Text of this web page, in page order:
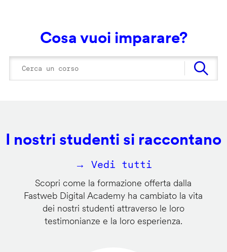
Cosa vuoi imparare?
I nostri studenti si raccontano
→ Vedi tutti
Scopri come la formazione offerta dalla
Fastweb Digital Academy ha cambiato la vita
dei nostri studenti attraverso le loro
testimonianze e la loro esperienza.